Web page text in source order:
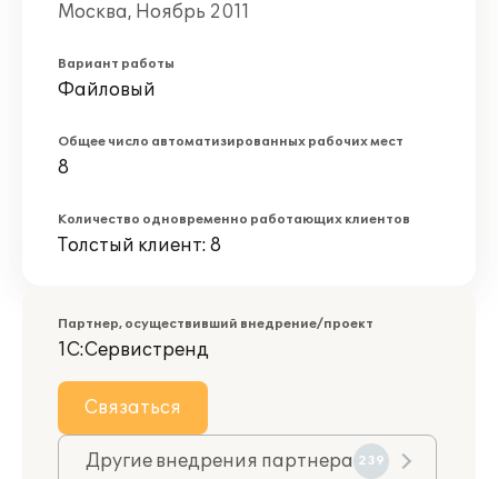
Москва, Ноябрь 2011
Вариант работы
Файловый
Общее число автоматизированных рабочих мест
8
Количество одновременно работающих клиентов
Толстый клиент: 8
Партнер, осуществивший внедрение/проект
1С:Сервистренд
Связаться
Другие внедрения партнера 239